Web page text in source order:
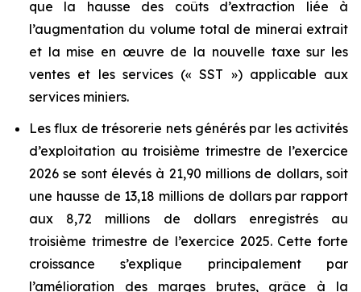
que la hausse des coûts d’extraction liée à
l’augmentation du volume total de minerai extrait
et la mise en œuvre de la nouvelle taxe sur les
ventes et les services (« SST ») applicable aux
services miniers.
Les flux de trésorerie nets générés par les activités
d’exploitation au troisième trimestre de l’exercice
2026 se sont élevés à 21,90 millions de dollars, soit
une hausse de 13,18 millions de dollars par rapport
aux 8,72 millions de dollars enregistrés au
troisième trimestre de l’exercice 2025. Cette forte
croissance s’explique principalement par
l’amélioration des marges brutes, grâce à la